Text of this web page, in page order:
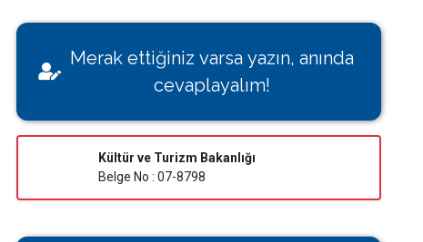
Sağlığınız Bizim İçin Değerli
Konut İzin Belge Başvurusu
Bakanlık Belgeli Konutlar
Merak ettiğiniz varsa yazın, anında
cevaplayalım!
Kültür ve Turizm Bakanlığı
Belge No : 07-8798